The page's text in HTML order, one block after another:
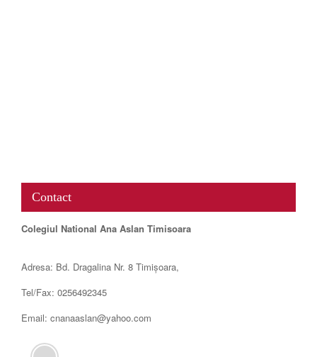
Contact
Colegiul National Ana Aslan Timisoara
Adresa: Bd. Dragalina Nr. 8 Timișoara,
Tel/Fax: 0256492345
Email: cnanaaslan@yahoo.com